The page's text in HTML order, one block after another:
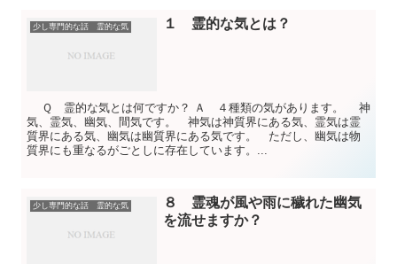
少し専門的な話 霊的な気 １ 霊的な気とは？
Ｑ 霊的な気とは何ですか？ Ａ ４種類の気があります。 神
気、霊気、幽気、間気です。 神気は神質界にある気、霊気は霊
質界にある気、幽気は幽質界にある気です。 ただし、幽気は物
質界にも重なるがごとしに存在しています。...
少し専門的な話 霊的な気
８ 霊魂が風や雨に穢れた幽気
を流せますか？